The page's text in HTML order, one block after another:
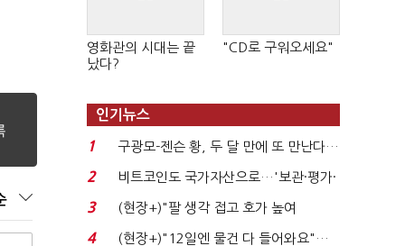
영화관의 시대는 끝
났다?
"CD로 구워오세요"
인기뉴스
1
구광모-젠슨 황, 두 달 만에 또 만난다…
로봇·AI 등 논...
2
비트코인도 국가자산으로…'보관·평가·
처분' 기준은 ...
3
(현장+)"팔 생각 접고 호가 높여
요"…'덜 똘똘한 한 채' 20...
4
(현장+)"12일엔 물건 다 들어와요"…